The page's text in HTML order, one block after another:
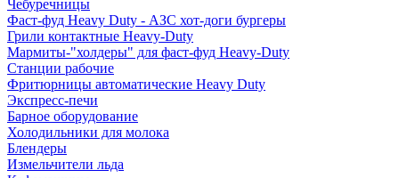
Чебуречницы
Фаст-фуд Heavy Duty - АЗС хот-доги бургеры
Грили контактные Heavy-Duty
Мармиты-"холдеры" для фаст-фуд Heavy-Duty
Станции рабочие
Фритюрницы автоматические Heavy Duty
Экспресс-печи
Барное оборудование
Холодильники для молока
Блендеры
Измельчители льда